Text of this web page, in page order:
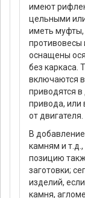
имеют
цельными
иметь муфты,
противовесы
оснащены
без каркаса.
включаются
приводятся
привода, или
от двигателя.
В
камням и
позицию
заготовки;
изделий,
камня,